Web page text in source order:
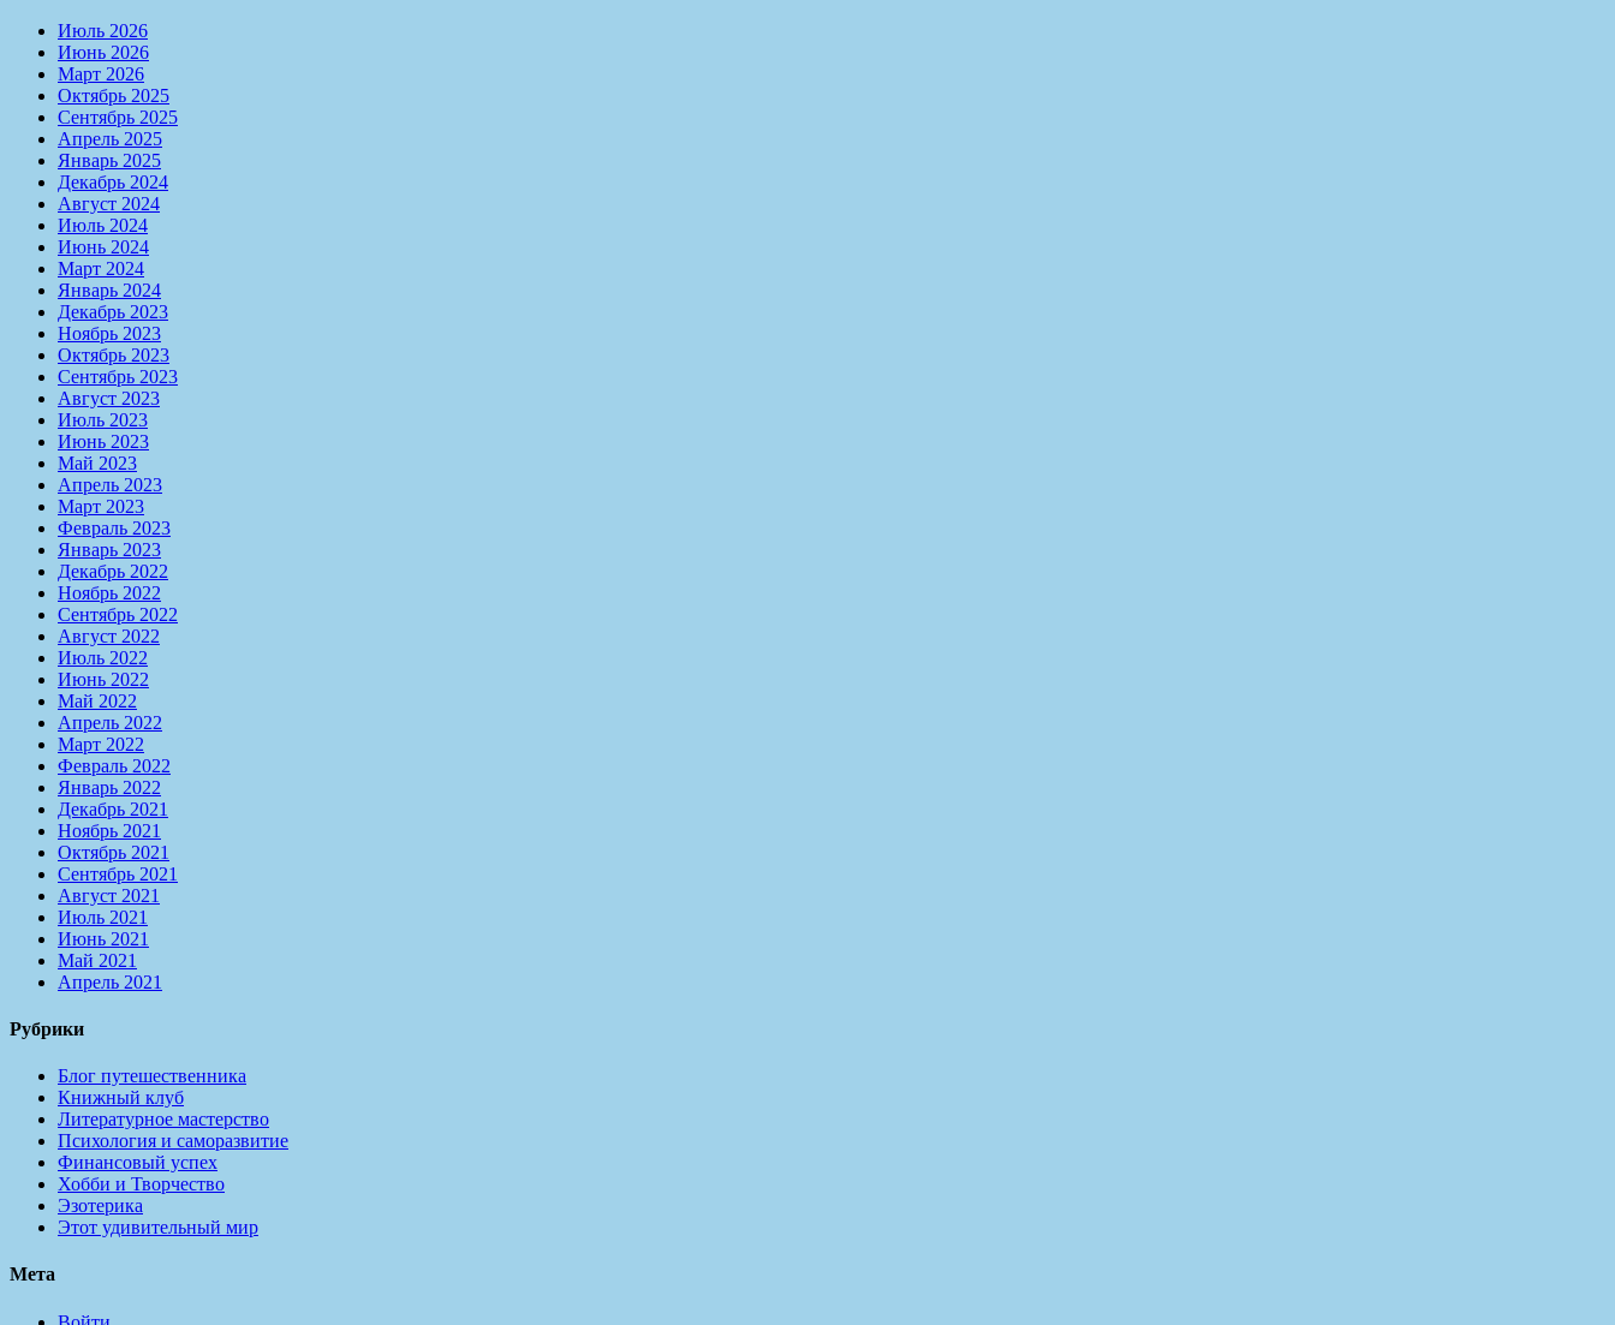
Июль 2026
Июнь 2026
Март 2026
Октябрь 2025
Сентябрь 2025
Апрель 2025
Январь 2025
Декабрь 2024
Август 2024
Июль 2024
Июнь 2024
Март 2024
Январь 2024
Декабрь 2023
Ноябрь 2023
Октябрь 2023
Сентябрь 2023
Август 2023
Июль 2023
Июнь 2023
Май 2023
Апрель 2023
Март 2023
Февраль 2023
Январь 2023
Декабрь 2022
Ноябрь 2022
Сентябрь 2022
Август 2022
Июль 2022
Июнь 2022
Май 2022
Апрель 2022
Март 2022
Февраль 2022
Январь 2022
Декабрь 2021
Ноябрь 2021
Октябрь 2021
Сентябрь 2021
Август 2021
Июль 2021
Июнь 2021
Май 2021
Апрель 2021
Рубрики
Блог путешественника
Книжный клуб
Литературное мастерство
Психология и саморазвитие
Финансовый успех
Хобби и Творчество
Эзотерика
Этот удивительный мир
Мета